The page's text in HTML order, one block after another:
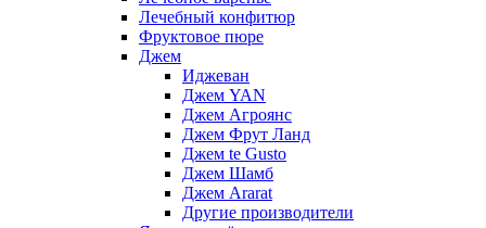
Лечебный конфитюр
Фруктовое пюре
Джем
Иджеван
Джем YAN
Джем Агроянс
Джем Фрут Ланд
Джем te Gusto
Джем Шамб
Джем Ararat
Другие производители